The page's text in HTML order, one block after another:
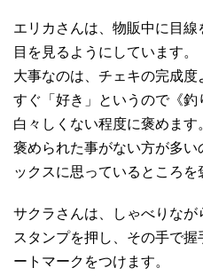
エリカさんは、物販中に目
目を見るようにしています。
大事なのは、チェキの完成度
すぐ「好き」というので《釣
白々しくない程度に褒めます
褒められた事がない方が多
ックスに思っているところを
サクラさんは、しゃべりな
スタンプを押し、その手で
ートマークをつけます。